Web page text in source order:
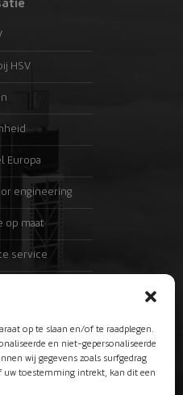
op te slaan en/of te raadplegen.
en niet-gepersonaliseerde
wij gegevens zoals surfgedrag
uw toestemming intrekt, kan dit een
HSV
Europa
engineering
op maat
service